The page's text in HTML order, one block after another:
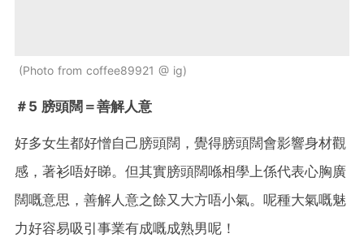
Photo from coffee89921 @ ig
＃5 膀頭闊＝善解人意
好多女生都好憎自己膀頭闊，覺得膀頭闊會影響身材觀
感，著衫唔好睇。但其實膀頭闊喺相學上係代表心胸廣
闊嘅意思，善解人意之餘又大方唔小氣。呢種大氣嘅魅
力好容易吸引事業有成嘅成熟男呢！